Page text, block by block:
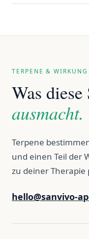
TERPENE & WIRKUNG
Was diese
ausmacht.
Terpene
und einen Teil der
zu deiner Therapie
hello@sanvivo-